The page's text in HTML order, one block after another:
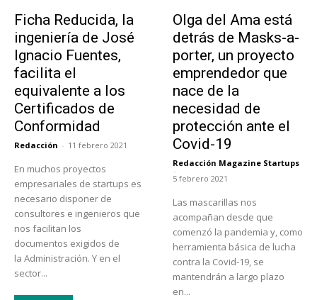
Ficha Reducida, la
ingeniería de José
Ignacio Fuentes,
facilita el
equivalente a los
Certificados de
Conformidad
Redacción - 11 febrero 2021
En muchos proyectos
empresariales de startups es
necesario disponer de
consultores e ingenieros que
nos facilitan los
documentos exigidos de
la Administración. Y en el
sector...
Olga del Ama está
detrás de Masks-a-
porter, un proyecto
emprendedor que
nace de la
necesidad de
protección ante el
Covid-19
Redacción Magazine Startups
-
5 febrero 2021
Las mascarillas nos
acompañan desde que
comenzó la pandemia y, como
herramienta básica de lucha
contra la Covid-19, se
mantendrán a largo plazo
en...